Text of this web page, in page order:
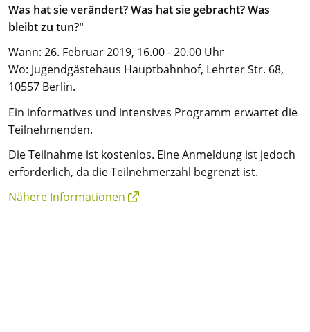
Was hat sie verändert? Was hat sie gebracht? Was
bleibt zu tun?"
Wann: 26. Februar 2019, 16.00 - 20.00 Uhr
Wo: Jugendgästehaus Hauptbahnhof, Lehrter Str. 68,
10557 Berlin.
Ein informatives und intensives Programm erwartet die
Teilnehmenden.
Die Teilnahme ist kostenlos. Eine Anmeldung ist jedoch
erforderlich, da die Teilnehmerzahl begrenzt ist.
Nähere Informationen